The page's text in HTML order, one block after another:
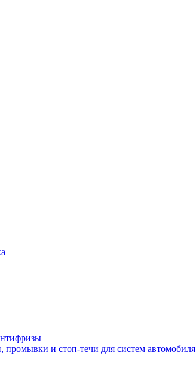
промывки и стоп-течи для систем автомобиля